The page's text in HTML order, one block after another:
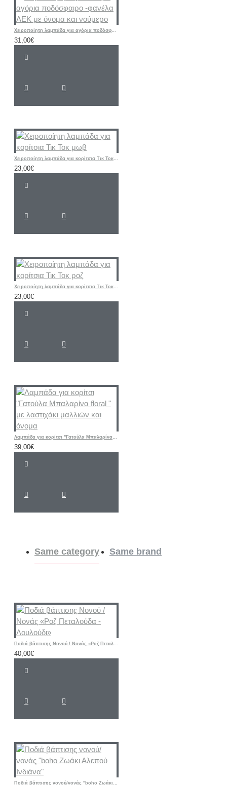
Χειροποίητη λαμπάδα για αγόρια ποδόσφαιρο -φανέλα ΑΕΚ με όνομα και νούμερο
31,00€
Χειροποίητη λαμπάδα για κορίτσια Τικ Τοκ μωβ
23,00€
Χειροποίητη λαμπάδα για κορίτσια Τικ Τοκ ροζ
23,00€
Λαμπάδα για κορίτσι "Γατούλα Μπαλαρίνα floral " με λαστιχάκι μαλλιών και όνομα
39,00€
Same category Same brand
Ποδιά βάπτισης Νονού / Νονάς «Ροζ Πεταλούδα - Λουλούδι»
40,00€
Ποδιά βάπτισης νονού/νονάς "boho Ζωάκι Αλεπού Ινδιάνα"